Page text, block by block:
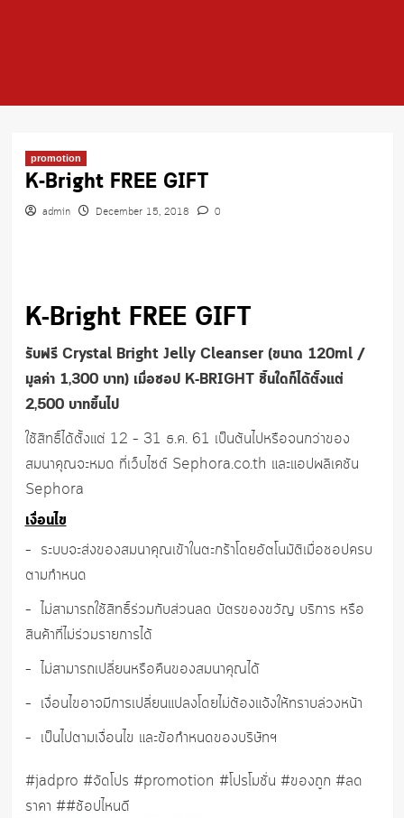
promotion
K-Bright FREE GIFT
admin December 15, 2018 0
K-Bright FREE GIFT
รับฟรี Crystal Bright Jelly Cleanser (ขนาด 120ml /
มูลค่า 1,300 บาท) เมื่อชอป K-BRIGHT ชิ้นใดก็ได้ตั้งแต่
2,500 บาทขึ้นไป
ใช้สิทธิ์ได้ตั้งแต่ 12 – 31 ธ.ค. 61 เป็นต้นไปหรือจนกว่าของ
สมนาคุณจะหมด ที่เว็บไซต์ Sephora.co.th และแอปพลิเคชัน
Sephora
เงื่อนไข
– ระบบจะส่งของสมนาคุณเข้าในตะกร้าโดยอัตโนมัติเมื่อชอปครบ
ตามกำหนด
– ไม่สามารถใช้สิทธิ์ร่วมกับส่วนลด บัตรของขวัญ บริการ หรือ
สินค้าที่ไม่ร่วมรายการได้
– ไม่สามารถเปลี่ยนหรือคืนของสมนาคุณได้
– เงื่อนไขอาจมีการเปลี่ยนแปลงโดยไม่ต้องแจ้งให้ทราบล่วงหน้า
– เป็นไปตามเงื่อนไข และข้อกำหนดของบริษัทฯ
#jadpro #จัดโปร #promotion #โปรโมชั่น #ของถูก #ลด
ราคา ##ช้อปไหนดี